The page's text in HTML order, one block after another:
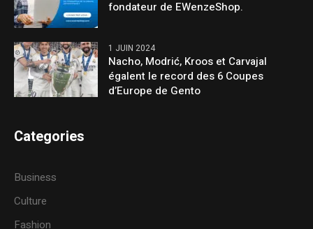
fondateur de EWenzeShop.
1 JUIN 2024
Nacho, Modrić, Kroos et Carvajal
égalent le record des 6 Coupes
d’Europe de Gento
Categories
Business
Culture
Fashion